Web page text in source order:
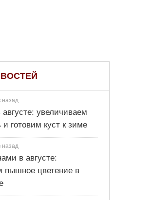
назад
увеличиваем
и готовим куст к зиме
назад
в августе:
пышное цветение в